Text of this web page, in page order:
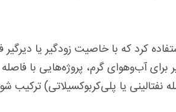
کرد که با خاصیت زودگیر یا
آب‌وهوای گرم، پروژه‌هایی با
نفتالینی یا پلی‌کربوکسیلاتی) ترکیب